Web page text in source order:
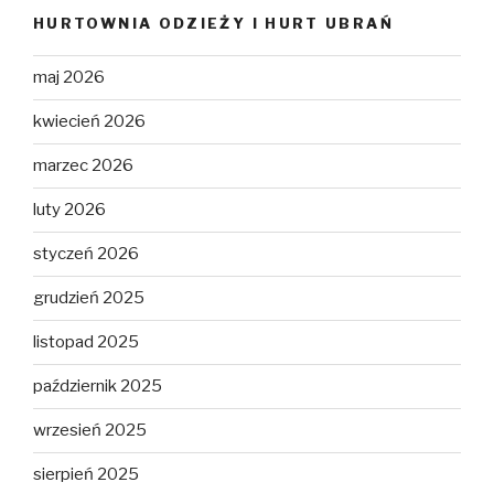
HURTOWNIA ODZIEŻY I HURT UBRAŃ
maj 2026
kwiecień 2026
marzec 2026
luty 2026
styczeń 2026
grudzień 2025
listopad 2025
październik 2025
wrzesień 2025
sierpień 2025